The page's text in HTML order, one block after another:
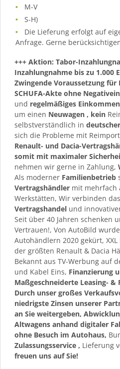
M-V
S-H)
Die Lieferung erfolgt auf
Anfrage. Gerne
+++ Aktion: Tabor-
Inzahlungnahme bis zu 1.000
Zwingende Voraussetzung für
SCHUFA-Akte ohne
und regelmäßiges Einkommen
um einen Neuwagen , kein
selbstverständlich in
sich die Probleme mit
Renault- und Dacia-
somit mit maximaler
nehmen wir gerne in Zahlung,
Als moderner Familienbetrieb
Vertragshändler mit mehrfach
Werkstätten, Wir verbinden
Vertragshandel und
Seit über 40 Jahren schenken
Vertrauen!, Von AutoBild
Autohändlern 2020 gekürt,
der größten Renault & Dacia
Bekannt aus TV-Werbung auf
und Kabel Eins, Finanzierung
Maßgeschneiderte Leasing- &
Durch unser großes
niedrigste Zinsen unserer
an Sie weitergeben,
Altwagens anhand digitaler
ohne Besuch im Autohaus,
Zulassungsservice , Lieferung
freuen uns auf Sie!